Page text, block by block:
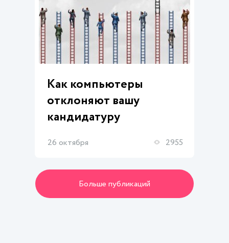
Как компьютеры
отклоняют вашу
кандидатуру
26 октября 2955
Больше публикаций